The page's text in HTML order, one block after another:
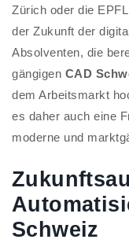
Zürich oder die
der Zukunft der
Absolventen, die
gängigen CAD
dem Arbeitsmarkt
es daher auch eine
moderne und
Schweiz